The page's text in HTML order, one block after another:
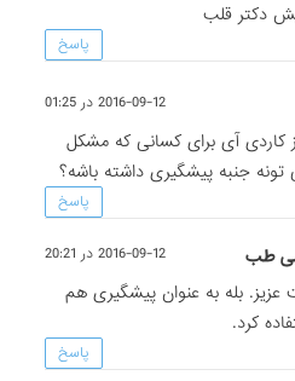
دکتر قلب
پاسخ
2016-09-12 در 01:25
کاردی آی برای کسانی که مشکل
تونه جنبه پیشگیری داشته باشه؟
پاسخ
طب 2016-09-12 در 20:21
بله به عنوان پیشگیری هم
کرد.
پاسخ